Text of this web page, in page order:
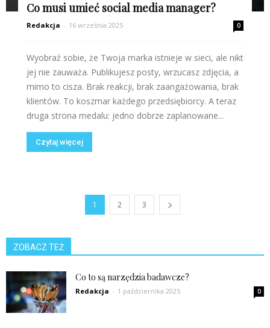
Co musi umieć social media manager?
Redakcja - 16 września 2025 0
Wyobraź sobie, że Twoja marka istnieje w sieci, ale nikt
jej nie zauważa. Publikujesz posty, wrzucasz zdjęcia, a
mimo to cisza. Brak reakcji, brak zaangażowania, brak
klientów. To koszmar każdego przedsiębiorcy. A teraz
druga strona medalu: jedno dobrze zaplanowane...
Czytaj więcej
1 2 3
ZOBACZ TEŻ
Co to są narzędzia badawcze?
Redakcja - 1 października 2025 0